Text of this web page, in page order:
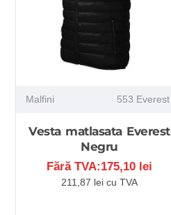
Malfini 553 Everest
Vesta matlasata Everest
Negru
Fără TVA:175,10 lei
211,87 lei cu TVA